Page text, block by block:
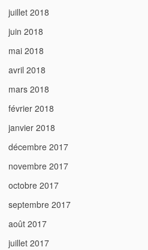
juillet 2018
juin 2018
mai 2018
avril 2018
mars 2018
février 2018
janvier 2018
décembre 2017
novembre 2017
octobre 2017
septembre 2017
août 2017
juillet 2017